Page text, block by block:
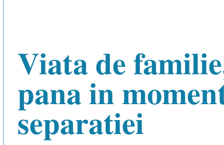
Viata de
pana in
separatiei